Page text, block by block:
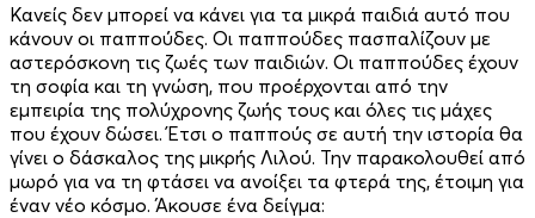
Κανείς δεν µπορεί να κάνει για τα µικρά παιδιά αυτό που
κάνουν οι παππούδες. Οι παππούδες πασπαλίζουν µε
αστερόσκονη τις ζωές των παιδιών. Οι παππούδες έχουν
τη σοφία και τη γνώση, που προέρχονται από την
εµπειρία της πολύχρονης ζωής τους και όλες τις µάχες
που έχουν δώσει. Έτσι ο παππούς σε αυτή την ιστορία θα
γίνει ο δάσκαλος της µικρής Λιλού. Την παρακολουθεί από
µωρό για να τη φτάσει να ανοίξει τα φτερά της, έτοιµη για
έναν νέο κόσµο. Άκουσε ένα δείγμα: